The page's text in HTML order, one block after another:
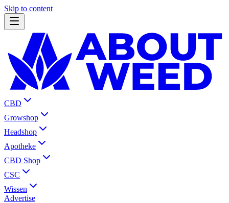
Skip to content
CBD
Growshop
Headshop
Apotheke
CBD Shop
CSC
Wissen
Advertise